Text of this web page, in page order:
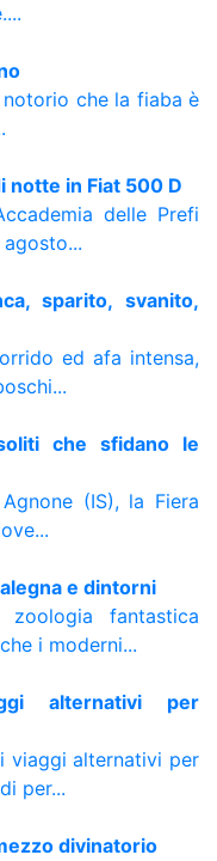
notorio che la fiaba è
notte in Fiat 500 D
delle Prefi
sparito, svanito,
ed afa intensa,
che sfidano le
(IS), la Fiera
e dintorni
fantastica
i moderni...
alternativi per
viaggi alternativi per
per...
divinatorio